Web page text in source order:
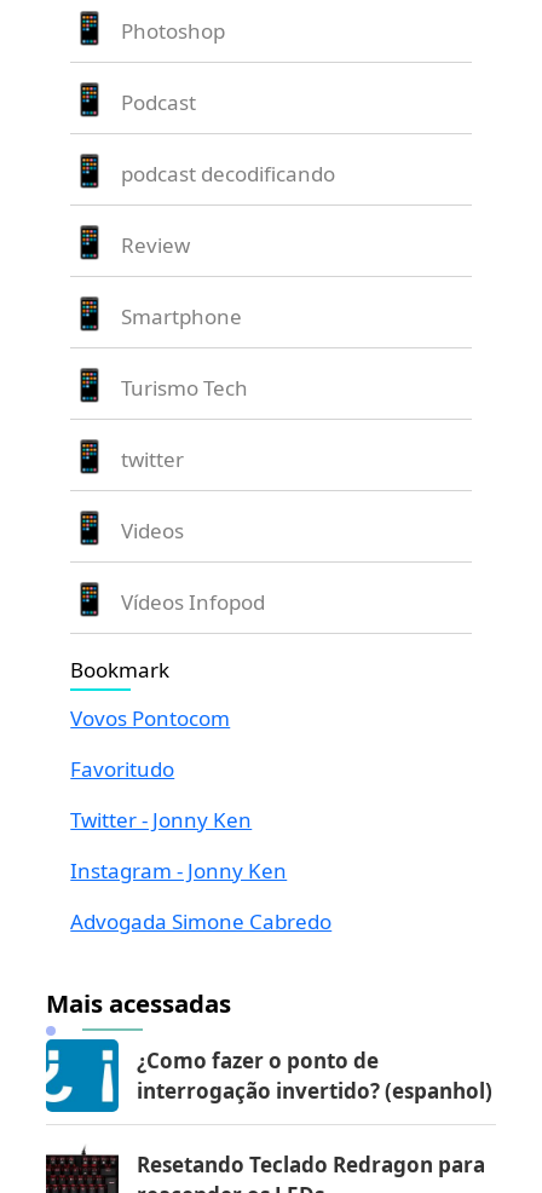
Photoshop
Podcast
podcast decodificando
Review
Smartphone
Turismo Tech
twitter
Videos
Vídeos Infopod
Bookmark
Vovos Pontocom
Favoritudo
Twitter - Jonny Ken
Instagram - Jonny Ken
Advogada Simone Cabredo
Mais acessadas
¿Como fazer o ponto de
interrogação invertido? (espanhol)
Resetando Teclado Redragon para